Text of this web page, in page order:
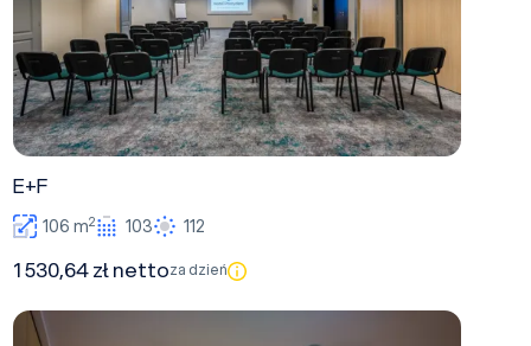
E+F
106 m2 103 112
1 530,64 zł nettoza dzień
A1